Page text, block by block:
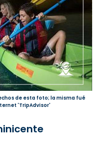
de esta foto; la misma fué
'TripAdvisor'